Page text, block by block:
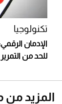
تكنولوجيا
الإدمان
للحد من
المزيد من